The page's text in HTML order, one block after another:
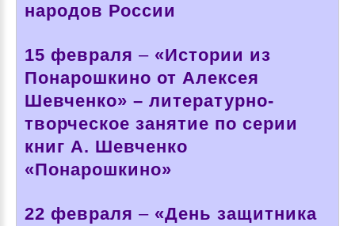
народов России
15 февраля – «Истории из
Понарошкино от Алексея
Шевченко» – литературно-
творческое занятие по серии
книг А. Шевченко
«Понарошкино»
22 февраля – «День защитника